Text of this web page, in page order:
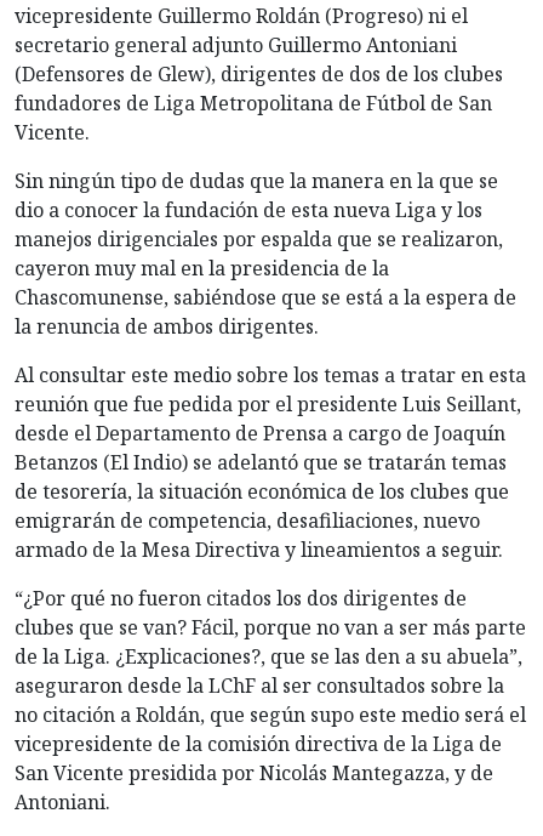
vicepresidente Guillermo Roldán (Progreso) ni el
secretario general adjunto Guillermo Antoniani
(Defensores de Glew), dirigentes de dos de los clubes
fundadores de Liga Metropolitana de Fútbol de San
Vicente.
Sin ningún tipo de dudas que la manera en la que se
dio a conocer la fundación de esta nueva Liga y los
manejos dirigenciales por espalda que se realizaron,
cayeron muy mal en la presidencia de la
Chascomunense, sabiéndose que se está a la espera de
la renuncia de ambos dirigentes.
Al consultar este medio sobre los temas a tratar en esta
reunión que fue pedida por el presidente Luis Seillant,
desde el Departamento de Prensa a cargo de Joaquín
Betanzos (El Indio) se adelantó que se tratarán temas
de tesorería, la situación económica de los clubes que
emigrarán de competencia, desafiliaciones, nuevo
armado de la Mesa Directiva y lineamientos a seguir.
“¿Por qué no fueron citados los dos dirigentes de
clubes que se van? Fácil, porque no van a ser más parte
de la Liga. ¿Explicaciones?, que se las den a su abuela”,
aseguraron desde la LChF al ser consultados sobre la
no citación a Roldán, que según supo este medio será el
vicepresidente de la comisión directiva de la Liga de
San Vicente presidida por Nicolás Mantegazza, y de
Antoniani.